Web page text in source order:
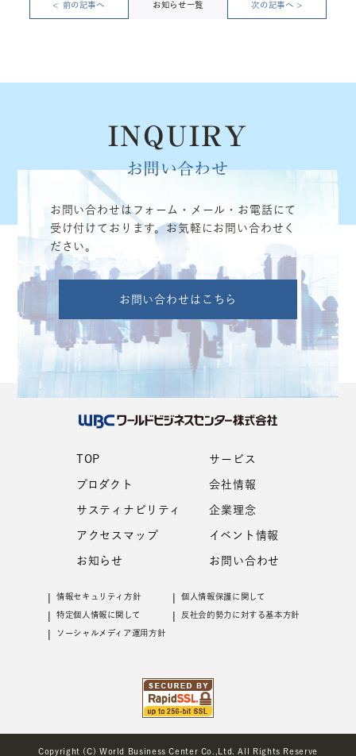
< 前の記事へ お知らせ一覧 次の記事へ >
INQUIRY
お問い合わせ
お問い合わせはフォーム・メール・お電話にて
受け付けております。お気軽にお問い合わせく
ださい。
お問い合わせはこちら
TOP サービス
プロダクト 会社情報
サスティナビリティ 企業理念
アクセスマップ イベント情報
お知らせ お問い合わせ
情報セキュリティ⽅針 個⼈情報保護に関して
特定個⼈情報に関して 反社会的勢⼒に対する基本⽅針
ソーシャルメディア運用方針
Copyright (C) World Business Center Co.,Ltd. All Rights Reserve